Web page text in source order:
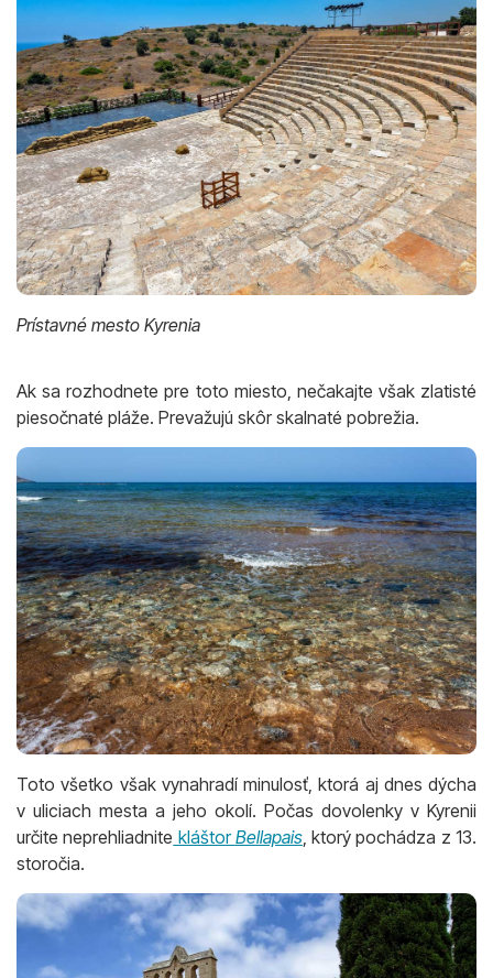
Prístavné mesto Kyrenia
Ak sa rozhodnete pre toto miesto, nečakajte však zlatisté
piesočnaté pláže. Prevažujú skôr skalnaté pobrežia.
Toto všetko však vynahradí minulosť, ktorá aj dnes dýcha
v uliciach mesta a jeho okolí. Počas dovolenky v Kyrenii
určite neprehliadnite kláštorBellapais, ktorý pochádza z 13.
storočia.